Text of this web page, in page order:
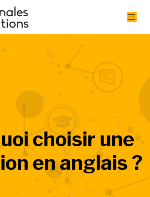
choisir une
en anglais ?